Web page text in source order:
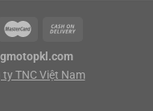
ty TNC Việt Nam